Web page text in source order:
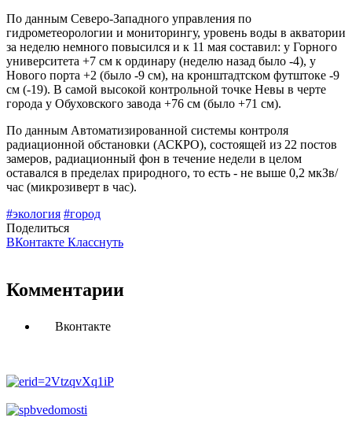
По данным Северо-Западного управления по
гидрометеорологии и мониторингу, уровень воды в акватории
за неделю немного повысился и к 11 мая составил: у Горного
университета +7 см к ординару (неделю назад было -4), у
Нового порта +2 (было -9 см), на кронштадтском футштоке -9
см (-19). В самой высокой контрольной точке Невы в черте
города у Обуховского завода +76 см (было +71 см).
По данным Автоматизированной системы контроля
радиационной обстановки (АСКРО), состоящей из 22 постов
замеров, радиационный фон в течение недели в целом
оставался в пределах природного, то есть - не выше 0,2 мкЗв/
час (микрозиверт в час).
#экология #город
Поделиться
ВКонтакте Класснуть
Комментарии
Вконтакте